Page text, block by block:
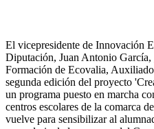
El vicepresidente de Innovación
Diputación, Juan Antonio
Formación de Ecovalia,
segunda edición del proyecto
un programa puesto en marcha
centros escolares de la comarca
vuelve para sensibilizar al